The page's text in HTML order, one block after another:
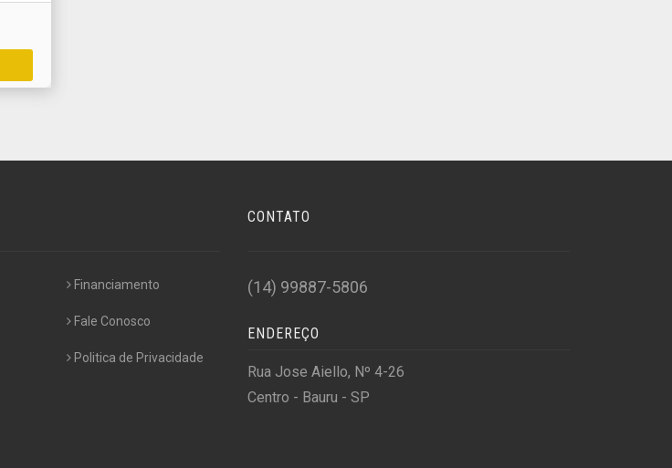
Financiamento
Fale Conosco
Politica de Privacidade
CONTATO
(14) 99887-5806
ENDEREÇO
Rua Jose Aiello, Nº 4-26
Centro - Bauru - SP